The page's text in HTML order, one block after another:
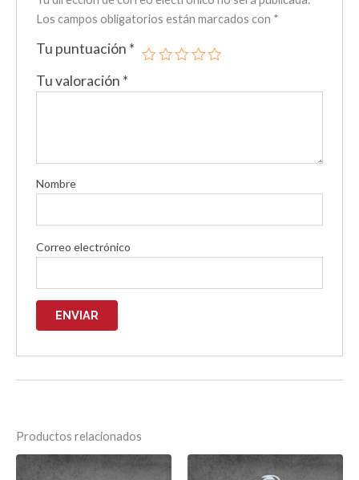
Los campos obligatorios están marcados con *
Tu puntuación *
Tu valoración *
Nombre
Correo electrónico
Productos relacionados